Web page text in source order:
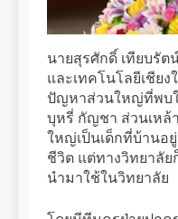
นายสุรศักดิ์ เทียบรัต
และเทคโนโลยีเชียง
ปัญหาส่วนใหญ่ที่พบใ
บุหรี่ กัญชา ส่วนเหล้
ใหญ่เป็นเด็กที่บ้านอ
ชีวิต แต่ทางวิทยาลั
นำมาใช้ในวิทยาลัย